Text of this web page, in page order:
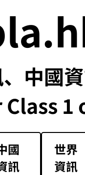
、中國
國
訊
世界
資訊